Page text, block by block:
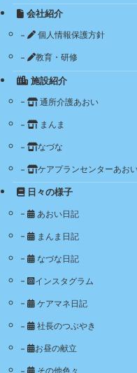
会社紹介
個人情報保護方針
教育・研修
施設紹介
通所介護あおい
まんま
なづな
ケアプランセンターあお
日々の様子
あおい日記
まんま日記
なづな日記
インスタグラム
ケアマネ日記
社長のつぶやき
お昼の献立
その他色々